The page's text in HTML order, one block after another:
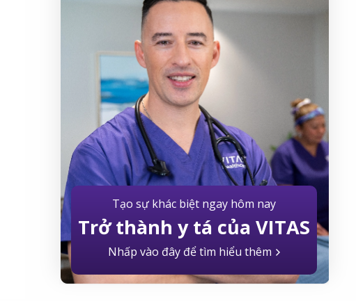
Tạo sự khác biệt ngay hôm nay
Trở thành y tá của VITAS
Nhấp vào đây để tìm hiểu thêm